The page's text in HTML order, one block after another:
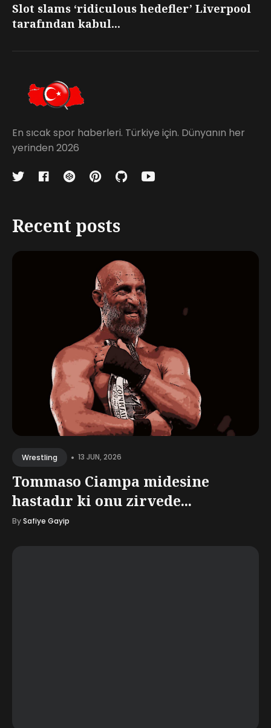
Slot slams ‘ridiculous hedefler’ Liverpool
tarafından kabul...
En sıcak spor haberleri. Türkiye için. Dünyanın her
yerinden 2026
Recent posts
Wrestling • 13 JUN, 2026
Tommaso Ciampa midesine
hastadır ki onu zirvede...
BySafiye Gayip